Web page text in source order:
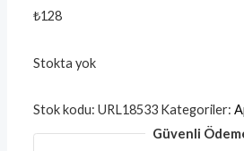
₺128
Stokta yok
Stok kodu:URL18533 Kategoriler:
Güvenli